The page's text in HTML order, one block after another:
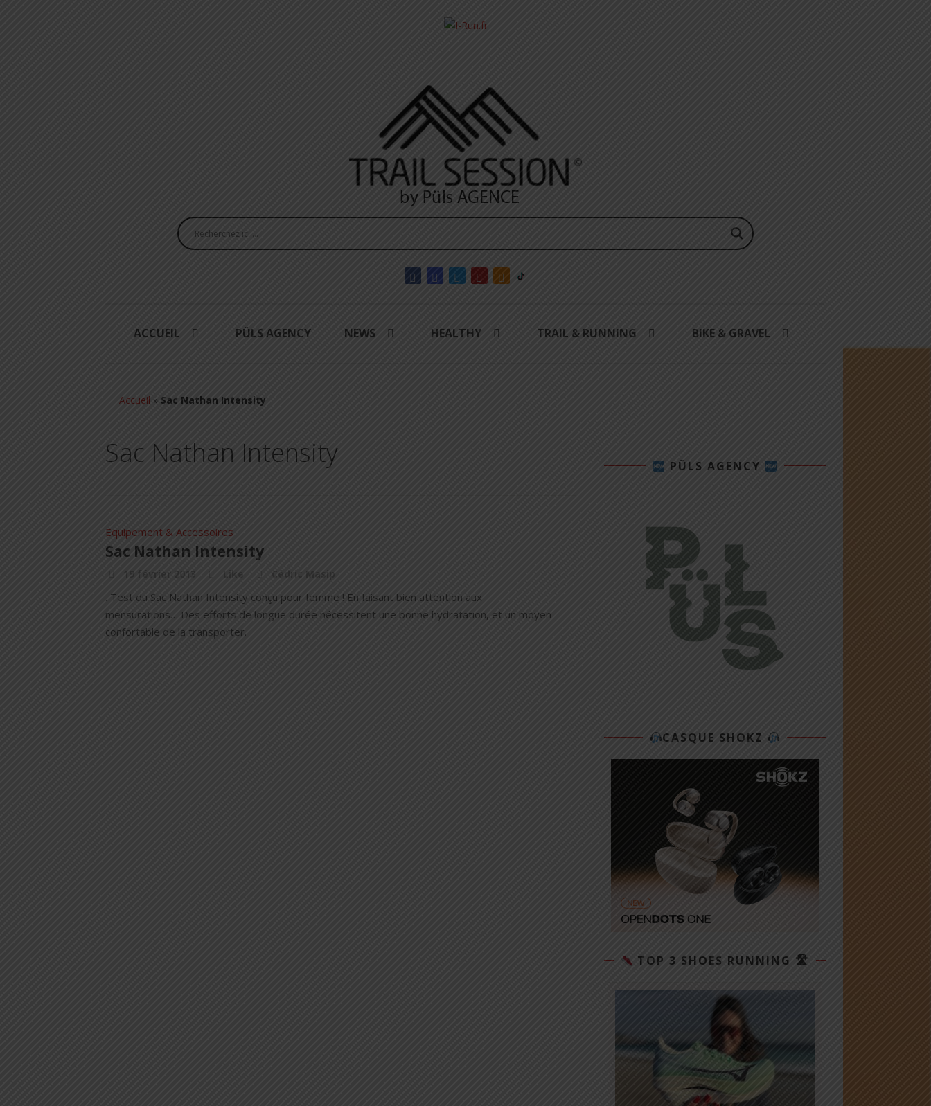
ACCUEIL PÜLS AGENCY NEWS HEALTHY TRAIL & RUNNING BIKE & GRAVEL
Accueil » Sac Nathan Intensity
Sac Nathan Intensity
Equipement & Accessoires
Sac Nathan Intensity
19 février 2013 Like Cédric Masip
. Test du Sac Nathan Intensity conçu pour femme ! En faisant bien attention aux
mensurations… Des efforts de longue durée nécessitent une bonne hydratation, et un moyen
confortable de la transporter.
PÜLS AGENCY
CASQUE SHOKZ
TOP 3 SHOES RUNNING 🛣